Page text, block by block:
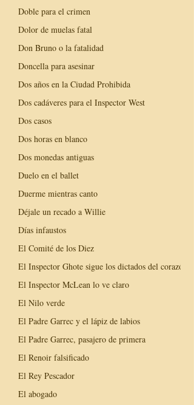
Doble para el crimen
Dolor de muelas fatal
Don Bruno o la fatalidad
Doncella para asesinar
Dos años en la Ciudad Prohibida
Dos cadáveres para el Inspector West
Dos casos
Dos horas en blanco
Dos monedas antiguas
Duelo en el ballet
Duerme mientras canto
Déjale un recado a Willie
Días infaustos
El Comité de los Diez
El Inspector Ghote sigue los dictados del corazón
El Inspector McLean lo ve claro
El Nilo verde
El Padre Garrec y el lápiz de labios
El Padre Garrec, pasajero de primera
El Renoir falsificado
El Rey Pescador
El abogado